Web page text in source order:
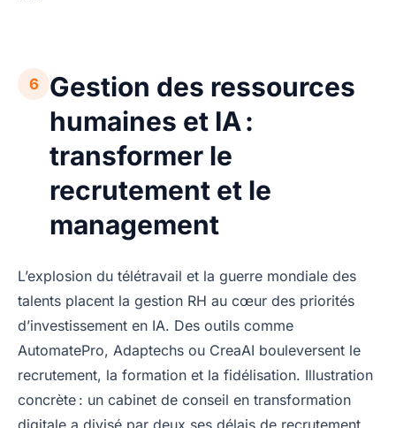
6
Gestion des ressources
humaines et IA :
transformer le
recrutement et le
management
L’explosion du télétravail et la guerre mondiale des
talents placent la gestion RH au cœur des priorités
d’investissement en IA. Des outils comme
AutomatePro, Adaptechs ou CreaAI bouleversent le
recrutement, la formation et la fidélisation. Illustration
concrète : un cabinet de conseil en transformation